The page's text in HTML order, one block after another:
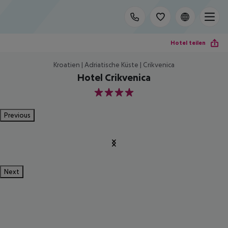
Hotel teilen
Kroatien | Adriatische Küste | Crikvenica
Hotel Crikvenica
4
Previous
Next